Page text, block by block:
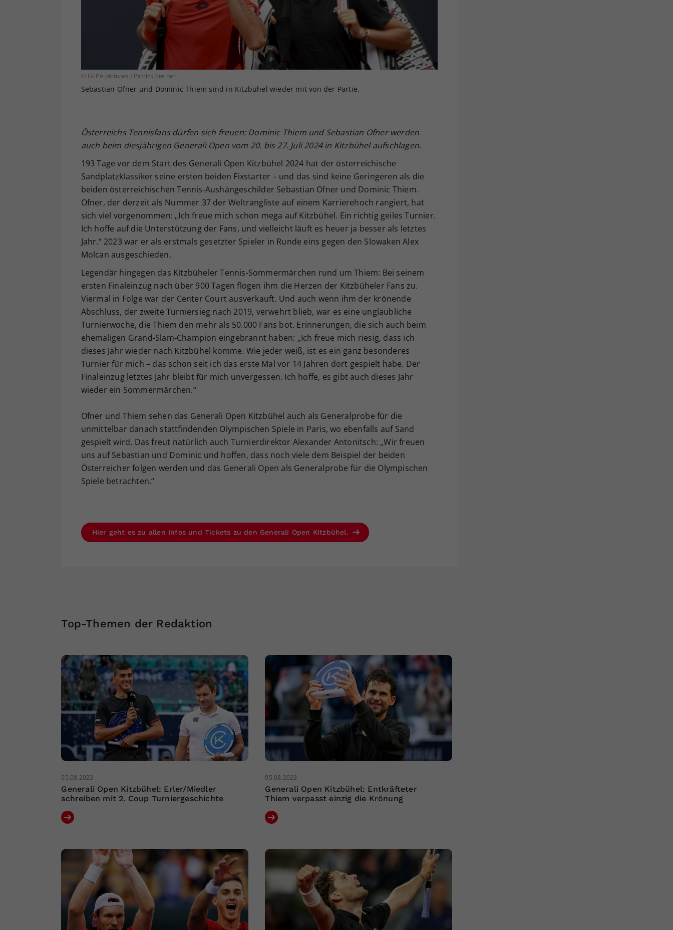
© GEPA pictures / Patrick Steiner
Sebastian Ofner und Dominic Thiem sind in Kitzbühel wieder mit von der Partie.
Österreichs Tennisfans dürfen sich freuen: Dominic Thiem und Sebastian Ofner werden
auch beim diesjährigen Generali Open vom 20. bis 27. Juli 2024 in Kitzbühel aufschlagen.
193 Tage vor dem Start des Generali Open Kitzbühel 2024 hat der österreichische
Sandplatzklassiker seine ersten beiden Fixstarter – und das sind keine Geringeren als die
beiden österreichischen Tennis-Aushängeschilder Sebastian Ofner und Dominic Thiem.
Ofner, der derzeit als Nummer 37 der Weltrangliste auf einem Karrierehoch rangiert, hat
sich viel vorgenommen: „Ich freue mich schon mega auf Kitzbühel. Ein richtig geiles Turnier.
Ich hoffe auf die Unterstützung der Fans, und vielleicht läuft es heuer ja besser als letztes
Jahr.“ 2023 war er als erstmals gesetzter Spieler in Runde eins gegen den Slowaken Alex
Molcan ausgeschieden.
Legendär hingegen das Kitzbüheler Tennis-Sommermärchen rund um Thiem: Bei seinem
ersten Finaleinzug nach über 900 Tagen flogen ihm die Herzen der Kitzbüheler Fans zu.
Viermal in Folge war der Center Court ausverkauft. Und auch wenn ihm der krönende
Abschluss, der zweite Turniersieg nach 2019, verwehrt blieb, war es eine unglaubliche
Turnierwoche, die Thiem den mehr als 50.000 Fans bot. Erinnerungen, die sich auch beim
ehemaligen Grand-Slam-Champion eingebrannt haben: „Ich freue mich riesig, dass ich
dieses Jahr wieder nach Kitzbühel komme. Wie jeder weiß, ist es ein ganz besonderes
Turnier für mich – das schon seit ich das erste Mal vor 14 Jahren dort gespielt habe. Der
Finaleinzug letztes Jahr bleibt für mich unvergessen. Ich hoffe, es gibt auch dieses Jahr
wieder ein Sommermärchen.“
Ofner und Thiem sehen das Generali Open Kitzbühel auch als Generalprobe für die
unmittelbar danach stattfindenden Olympischen Spiele in Paris, wo ebenfalls auf Sand
gespielt wird. Das freut natürlich auch Turnierdirektor Alexander Antonitsch: „Wir freuen
uns auf Sebastian und Dominic und hoffen, dass noch viele dem Beispiel der beiden
Österreicher folgen werden und das Generali Open als Generalprobe für die Olympischen
Spiele betrachten.“
Hier geht es zu allen Infos und Tickets zu den Generali Open Kitzbühel.
Top-Themen der Redaktion
05.08.2023
Generali Open Kitzbühel: Erler/Miedler
schreiben mit 2. Coup Turniergeschichte
05.08.2023
Generali Open Kitzbühel: Entkräfteter
Thiem verpasst einzig die Krönung
Ihrer vorgenommen Einstellungen, falls der
Webseiten-Betreiber dies eingestellt hat.